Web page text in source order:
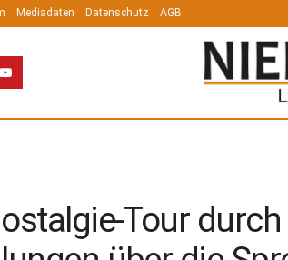
Mediadaten Datenschutz AGB
Tour